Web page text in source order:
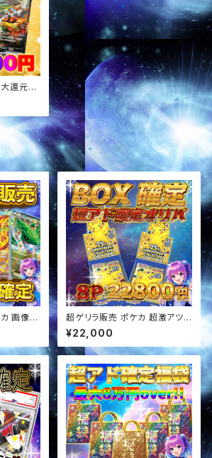
還元ア
画像確
超ゲリラ販売 ポケカ 超激アツ
BOX&アド確定 オリパ
¥22,000